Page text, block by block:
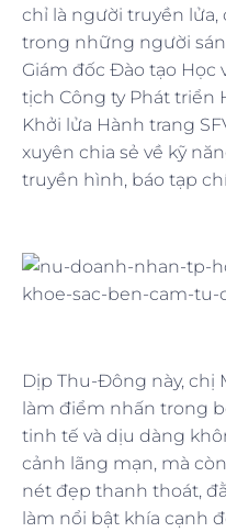
chỉ là người truyền lửa,
trong những người
Giám đốc Đào tạo Học
tịch Công ty Phát triển
Khởi lửa Hành trang
xuyên chia sẻ về kỹ
truyền hình, báo tạp
Dịp Thu-Đông này, chị
làm điểm nhấn trong
tinh tế và dịu dàng
cảnh lãng mạn, mà
nét đẹp thanh thoát,
làm nổi bật khía cạnh